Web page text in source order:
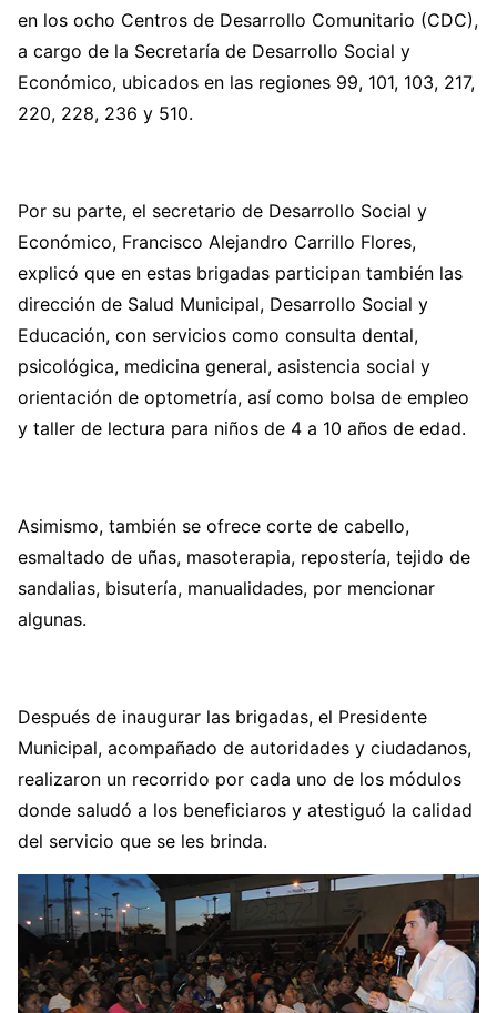
en los ocho Centros de Desarrollo Comunitario (CDC),
a cargo de la Secretaría de Desarrollo Social y
Económico, ubicados en las regiones 99, 101, 103, 217,
220, 228, 236 y 510.
Por su parte, el secretario de Desarrollo Social y
Económico, Francisco Alejandro Carrillo Flores,
explicó que en estas brigadas participan también las
dirección de Salud Municipal, Desarrollo Social y
Educación, con servicios como consulta dental,
psicológica, medicina general, asistencia social y
orientación de optometría, así como bolsa de empleo
y taller de lectura para niños de 4 a 10 años de edad.
Asimismo, también se ofrece corte de cabello,
esmaltado de uñas, masoterapia, repostería, tejido de
sandalias, bisutería, manualidades, por mencionar
algunas.
Después de inaugurar las brigadas, el Presidente
Municipal, acompañado de autoridades y ciudadanos,
realizaron un recorrido por cada uno de los módulos
donde saludó a los beneficiaros y atestiguó la calidad
del servicio que se les brinda.